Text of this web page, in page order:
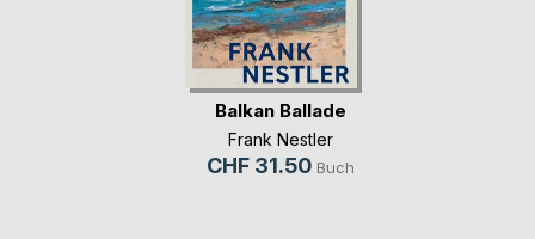
Balkan Ballade
Frank Nestler
CHF 31.50 Buch